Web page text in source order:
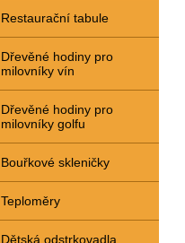
Restaurační tabule
Dřevěné hodiny pro
milovníky vín
Dřevěné hodiny pro
milovníky golfu
Bouřkové skleničky
Teploměry
Dětská odstrkovadla